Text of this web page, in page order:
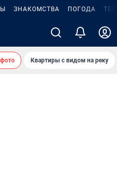
ЗНАКОМСТВА ПОГОДА
Квартиры с видом на реку